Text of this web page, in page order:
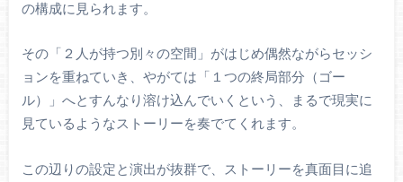
の構成に見られます。
その「２人が持つ別々の空間」がはじめ偶然ながらセッシ
ョンを重ねていき、やがては「１つの終局部分（ゴー
ル）」へとすんなり溶け込んでいくという、まるで現実に
見ているようなストーリーを奏でてくれます。
この辺りの設定と演出が抜群で、ストーリーを真面目に追